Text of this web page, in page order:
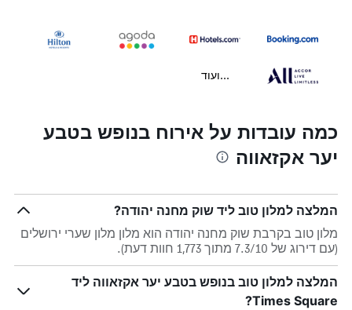
...ועוד
כמה עובדות על אירוח בנופש בטבע
יער אקזאווה
המלצה למלון טוב ליד שוק מחנה יהודה?
מלון טוב בקרבת שוק מחנה יהודה הוא מלון מלון שערי ירושלים
(עם דירוג של 7.3/10 מתוך 1,773 חוות דעת).
המלצה למלון טוב בנופש בטבע יער אקזאווה ליד
Times Square?